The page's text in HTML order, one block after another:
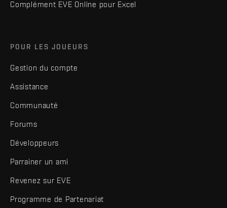
Complément EVE Online pour Excel
POUR LES JOUEURS
Gestion du compte
Assistance
Communauté
Forums
Développeurs
Parrainer un ami
Revenez sur EVE
Programme de Partenariat